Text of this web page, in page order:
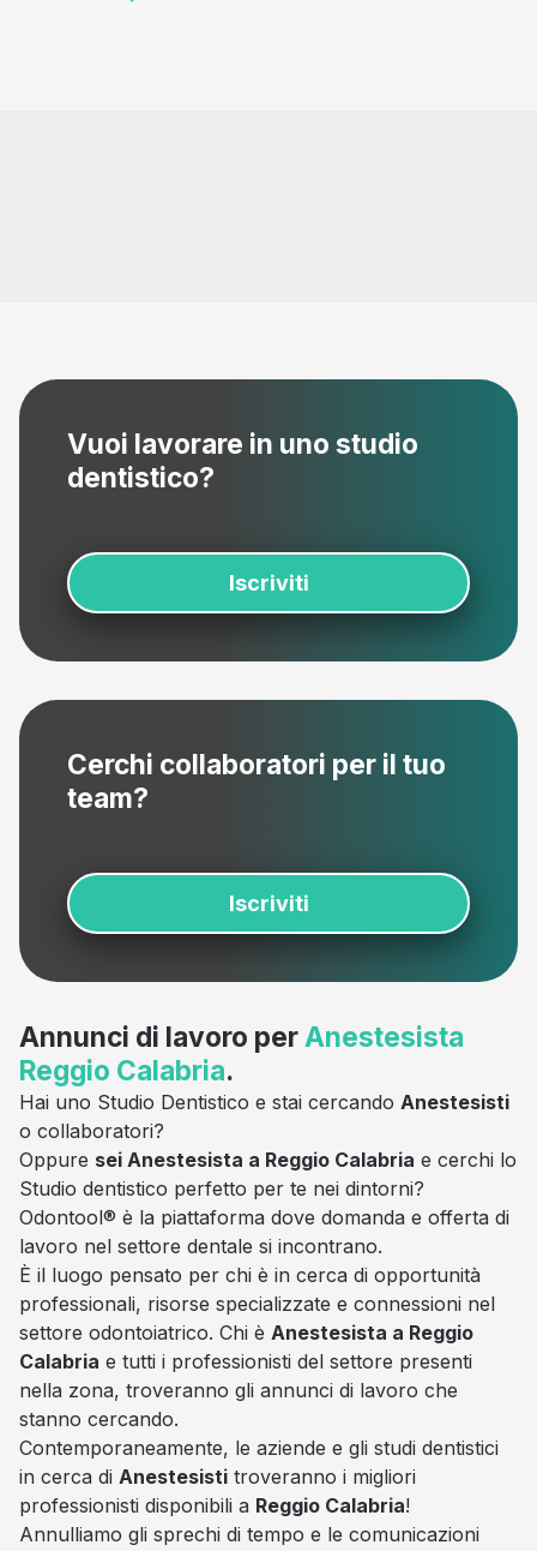
Vuoi lavorare in uno studio
dentistico?
Iscriviti
Cerchi collaboratori per il tuo
team?
Iscriviti
Annunci di lavoro per Anestesista
Reggio Calabria.
Hai uno Studio Dentistico e stai cercando Anestesisti
o collaboratori?
Oppure sei Anestesista a Reggio Calabria e cerchi lo
Studio dentistico perfetto per te nei dintorni?
Odontool® è la piattaforma dove domanda e offerta di
lavoro nel settore dentale si incontrano.
È il luogo pensato per chi è in cerca di opportunità
professionali, risorse specializzate e connessioni nel
settore odontoiatrico. Chi è Anestesista a Reggio
Calabria e tutti i professionisti del settore presenti
nella zona, troveranno gli annunci di lavoro che
stanno cercando.
Contemporaneamente, le aziende e gli studi dentistici
in cerca di Anestesisti troveranno i migliori
professionisti disponibili a Reggio Calabria!
Annulliamo gli sprechi di tempo e le comunicazioni